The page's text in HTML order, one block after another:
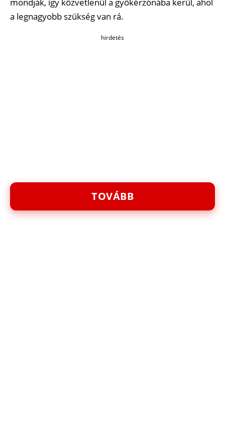
a legnagyobb szükség van rá.
hirdetés
TOVÁBB